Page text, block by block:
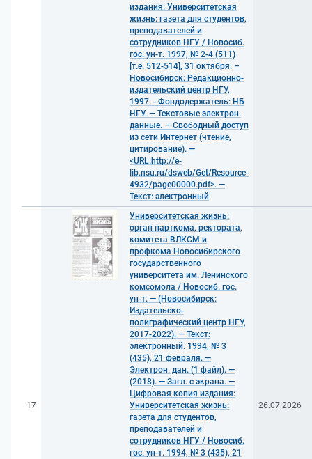
издания: Университетская
жизнь: газета для студентов,
преподавателей и
сотрудников НГУ / Новосиб.
гос. ун-т. 1997, № 2-4 (511)
[т.е. 512-514], 31 октября. –
Новосибирск: Редакционно-
издательский центр НГУ,
1997. - Фондодержатель: НБ
НГУ. — Текстовые электрон.
данные. — Свободный доступ
из сети Интернет (чтение,
цитирование). —
<URL:http://e-
lib.nsu.ru/dsweb/Get/Resource-
4932/page00000.pdf>. —
Текст: электронный
17
Университетская жизнь:
орган парткома, ректората,
комитета ВЛКСМ и
профкома Новосибирского
государственного
университета им. Ленинского
комсомола / Новосиб. гос.
ун-т. — (Новосибирск:
Издательско-
полиграфический центр НГУ,
2017-2022). — Текст:
электронный. 1994, № 3
(435), 21 февраля. —
Электрон. дан. (1 файл). —
(2018). — Загл. с экрана. —
Цифровая копия издания:
Университетская жизнь:
газета для студентов,
преподавателей и
сотрудников НГУ / Новосиб.
гос. ун-т. 1994, № 3 (435), 21
26.07.2026